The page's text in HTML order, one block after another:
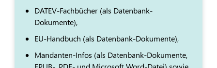
DATEV-Fachbücher (als Datenbank-
Dokumente),
EU-Handbuch (als Datenbank-Dokumente),
Mandanten-Infos (als Datenbank-Dokumente,